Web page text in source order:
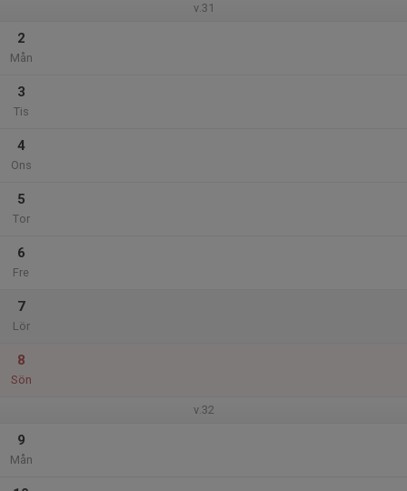
v.31
2
Mån
3
Tis
4
Ons
5
Tor
6
Fre
7
Lör
8
Sön
v.32
9
Mån